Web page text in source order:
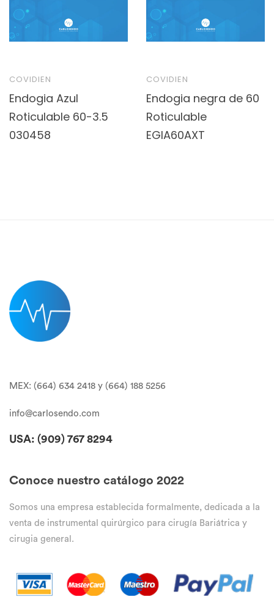
COVIDIEN
Endogia Azul
Roticulable 60-3.5
030458
COVIDIEN
Endogia negra de 60
Roticulable
EGIA60AXT
MEX: (664) 634 2418 y (664) 188 5256
info@carlosendo.com
USA: (909) 767 8294
Conoce nuestro catálogo 2022
Somos una empresa establecida formalmente, dedicada a la
venta de instrumental quirúrgico para cirugía Bariátrica y
cirugia general.